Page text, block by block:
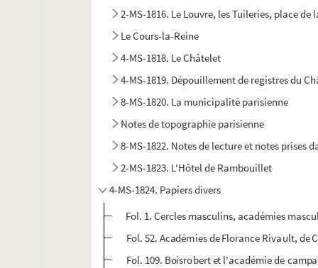
2-MS-1816. Le Louvre, les Tuileries, place de
Le Cours-la-Reine
4-MS-1818. Le Châtelet
4-MS-1819. Dépouillement de registres du
8-MS-1820. La municipalité parisienne
Notes de topographie parisienne
8-MS-1822. Notes de lecture et notes prises
2-MS-1823. L'Hôtel de Rambouillet
4-MS-1824. Papiers divers
Fol. 1. Cercles masculins, académies
Fol. 52. Académies de Florance Rivault,
Fol. 109. Boisrobert et l'académie de